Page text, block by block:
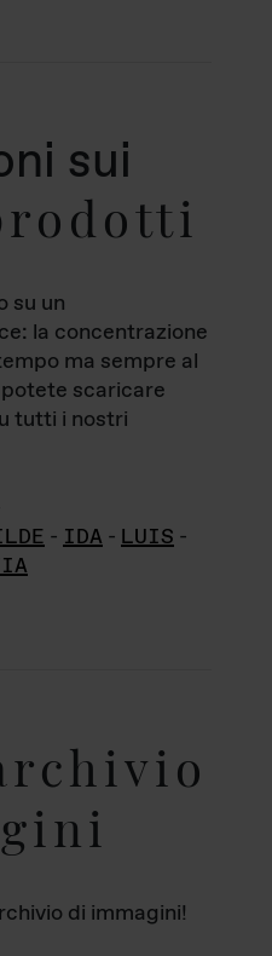
sui
su un
la concentrazione
ma sempre al
scaricare
tutti i nostri
- IDA - LUIS -
di immagini!